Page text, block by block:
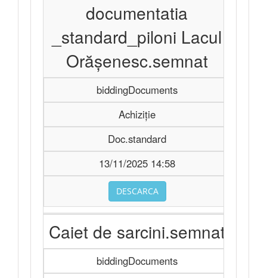
documentatia
_standard_piloni Lacul
Orășenesc.semnat
biddingDocuments
Achiziție
Doc.standard
13/11/2025 14:58
DESCARCA
Caiet de sarcini.semnat
biddingDocuments